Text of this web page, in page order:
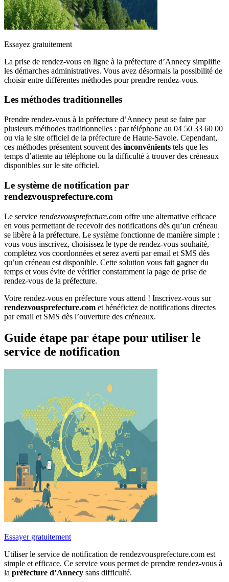
Essayez gratuitement
La prise de rendez-vous en ligne à la préfecture d’Annecy simplifie
les démarches administratives. Vous avez désormais la possibilité de
choisir entre différentes méthodes pour prendre rendez-vous.
Les méthodes traditionnelles
Prendre rendez-vous à la préfecture d’Annecy peut se faire par
plusieurs méthodes traditionnelles : par téléphone au 04 50 33 60 00
ou via le site officiel de la préfecture de Haute-Savoie. Cependant,
ces méthodes présentent souvent des inconvénients tels que les
temps d’attente au téléphone ou la difficulté à trouver des créneaux
disponibles sur le site officiel.
Le système de notification par
rendezvousprefecture.com
Le service rendezvousprefecture.com offre une alternative efficace
en vous permettant de recevoir des notifications dès qu’un créneau
se libère à la préfecture. Le système fonctionne de manière simple :
vous vous inscrivez, choisissez le type de rendez-vous souhaité,
complétez vos coordonnées et serez averti par email et SMS dès
qu’un créneau est disponible. Cette solution vous fait gagner du
temps et vous évite de vérifier constamment la page de prise de
rendez-vous de la préfecture.
Votre rendez-vous en préfecture vous attend ! Inscrivez-vous sur
rendezvousprefecture.com et bénéficiez de notifications directes
par email et SMS dès l’ouverture des créneaux.
Guide étape par étape pour utiliser le
service de notification
Essayer gratuitement
Utiliser le service de notification de rendezvousprefecture.com est
simple et efficace. Ce service vous permet de prendre rendez-vous à
la préfecture d’Annecy sans difficulté.